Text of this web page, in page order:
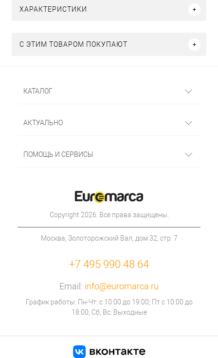
ХАРАКТЕРИСТИКИ
С ЭТИМ ТОВАРОМ ПОКУПАЮТ
КАТАЛОГ
АКТУАЛЬНО
ПОМОЩЬ И СЕРВИСЫ
Copyright 2026. Все права защищены.
Москва, Золоторожский Вал, дом 32, стр. 7
+7 495 990 48 64
Email: info@euromarca.ru
График работы: Пн-Чт: с 10:00 до 19:00; Пт с 10:00 до
18:00; Сб, Вс: Выходные